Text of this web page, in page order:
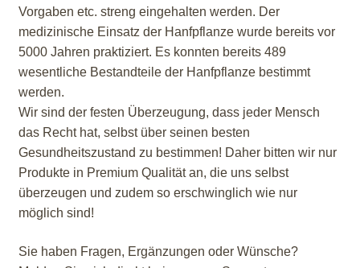
Vorgaben etc. streng eingehalten werden. Der
medizinische Einsatz der Hanfpflanze wurde bereits vor
5000 Jahren praktiziert. Es konnten bereits 489
wesentliche Bestandteile der Hanfpflanze bestimmt
werden.
Wir sind der festen Überzeugung, dass jeder Mensch
das Recht hat, selbst über seinen besten
Gesundheitszustand zu bestimmen! Daher bitten wir nur
Produkte in Premium Qualität an, die uns selbst
überzeugen und zudem so erschwinglich wie nur
möglich sind!
Sie haben Fragen, Ergänzungen oder Wünsche?